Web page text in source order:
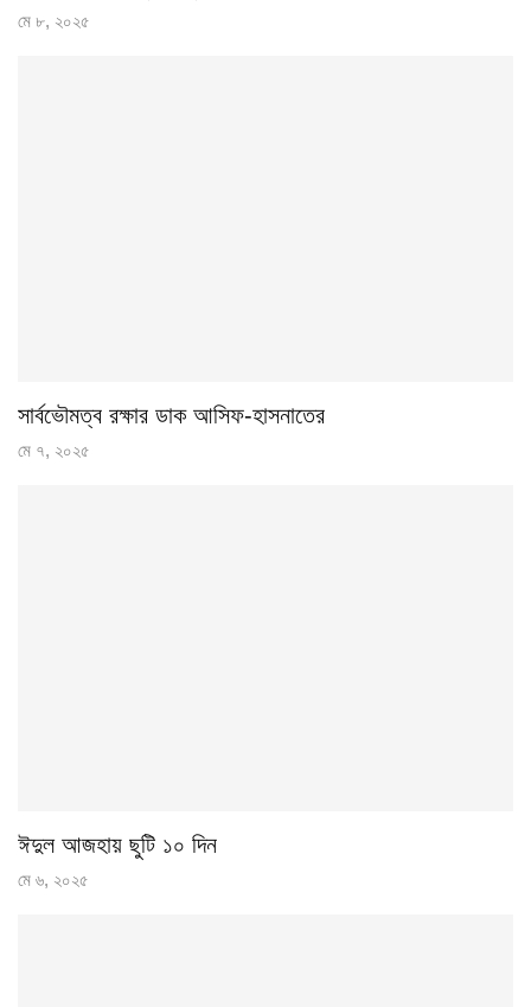
মে ৮, ২০২৫
সার্বভৌমত্ব রক্ষার ডাক আসিফ-হাসনাতের
মে ৭, ২০২৫
ঈদুল আজহায় ছুটি ১০ দিন
মে ৬, ২০২৫